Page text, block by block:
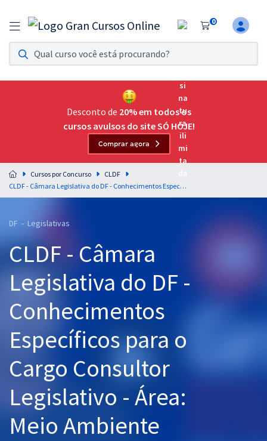
0
Assinatura Ilimitada 11
Acesso a todos os cursos. Teste grátis por 7 dias!
Assinatura OAB Até Passar
Acesso ilimitado a toda preparação para o Exame da
Residências Multiprofissionais
Preparação completa e intensiva para as principais
residências em saúde do Brasil
Cursos 20% OFF
Pós
Graduação
OAB
Questões grátis
Desconto de 20% em todos os
cursos avulsos do site SÓ HOJE!
Comprar agora
Cursos por Concurso
CLDF
CLDF - Câmara Legislativa do DF - Conhecimentos Específicos para o Cargo Consultor Legislativo - Área: Meio Ambiente
DF - Legislativas
CLDF - Câmara
Legislativa do DF -
Conhecimentos
Específicos para o
Cargo Consultor
Legislativo - Área:
Meio Ambiente